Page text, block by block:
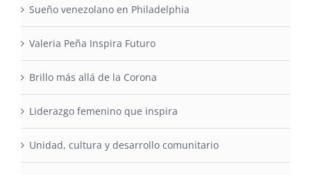
Sueño venezolano en Philadelphia
Valeria Peña Inspira Futuro
Brillo más allá de la Corona
Liderazgo femenino que inspira
Unidad, cultura y desarrollo comunitario